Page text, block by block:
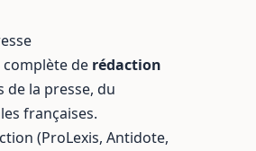
de rédaction
de la presse, du
françaises.
(ProLexis, Antidote,